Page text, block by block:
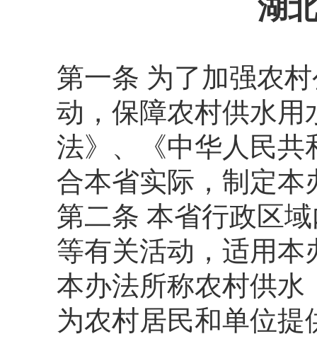
湖
第一条 为了加强农
动，保障农村供水用
法》、《中华人民共
合本省实际，制定本
第二条 本省行政区
等有关活动，适用本
本办法所称农村供水
为农村居民和单位